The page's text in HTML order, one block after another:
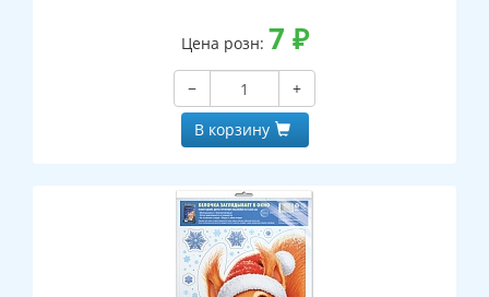
Цена розн: 7 ₽
−
+
В корзину